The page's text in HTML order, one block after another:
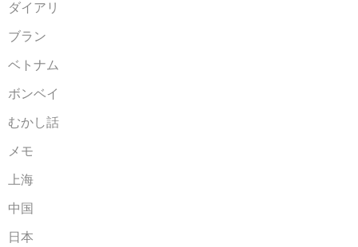
ダイアリ
ブラン
ベトナム
ボンベイ
むかし話
メモ
上海
中国
日本